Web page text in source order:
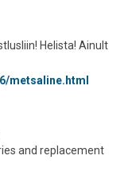
Helista! Ainult
metsaline.html
and replacement